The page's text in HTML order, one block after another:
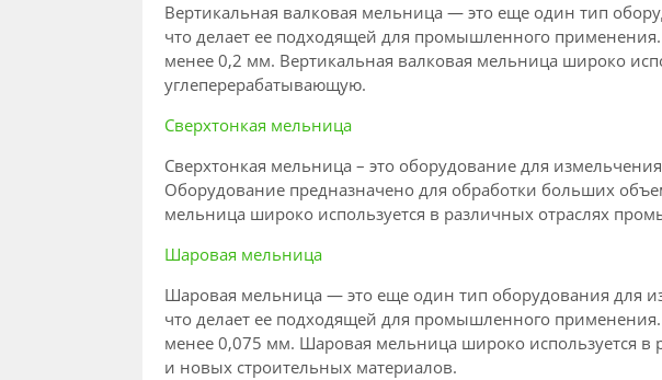
Вертикальная валковая мельница — это еще один тип
что делает ее подходящей для промышленного
менее 0,2 мм. Вертикальная валковая мельница широко
углеперерабатывающую.
Сверхтонкая мельница
Сверхтонкая мельница – это оборудование для
Оборудование предназначено для обработки больших
мельница широко используется в различных отраслях
Шаровая мельница
Шаровая мельница — это еще один тип оборудования для
что делает ее подходящей для промышленного
менее 0,075 мм. Шаровая мельница широко используется
и новых строительных материалов.